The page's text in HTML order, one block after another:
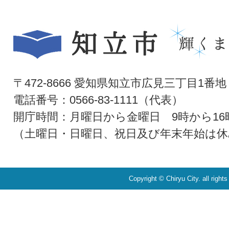
〒472-8666 愛知県知立市広見三丁目1番地
電話番号：0566-83-1111（代表）
開庁時間：月曜日から金曜日 9時から16
（土曜日・日曜日、祝日及び年末年始は
Copyright © Chiryu City. all rights